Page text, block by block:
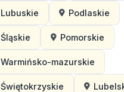
Lubuskie Podlaskie
Śląskie Pomorskie
Warmińsko-mazurskie
Świętokrzyskie